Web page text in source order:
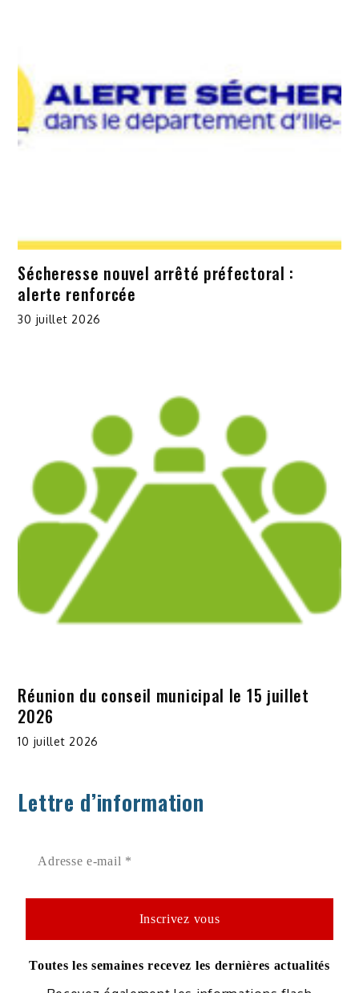
Sécheresse nouvel arrêté préfectoral :
alerte renforcée
30 juillet 2026
Réunion du conseil municipal le 15 juillet
2026
10 juillet 2026
Lettre d’information
Toutes les semaines recevez les dernières actualités